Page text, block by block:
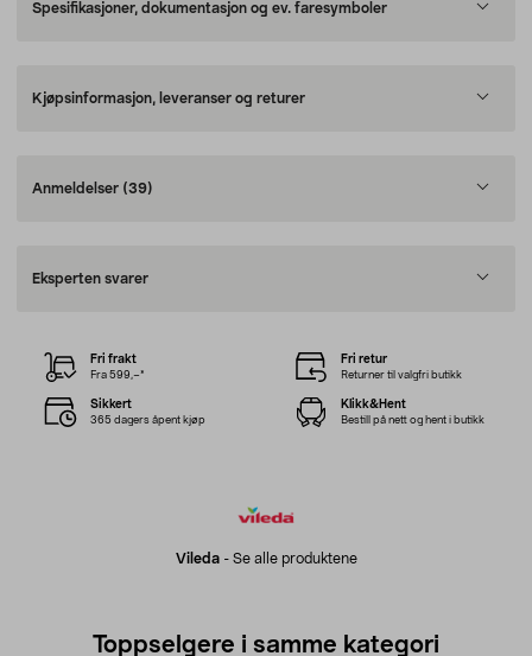
Spesifikasjoner, dokumentasjon og ev. faresymboler
Kjøpsinformasjon, leveranser og returer
Anmeldelser (39)
Eksperten svarer
Vileda- Se alle produktene
Fri frakt
Fra 599,–*
Fri retur
Returner til valgfri butikk
Sikkert
365 dagers åpent kjøp
Klikk&Hent
Bestill på nett og hent i butikk
Toppselgere i samme kategori